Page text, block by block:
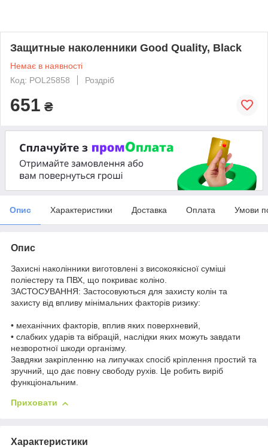
Защитные наколенники Good Quality, Black
Немає в наявності
Код: POL25858
Роздріб
651 ₴
Опис Характеристики Доставка Оплата Умови
Опис
Захисні наколінники виготовлені з високоякісної суміші
поліестеру та ПВХ, що покриває коліно.
ЗАСТОСУВАННЯ: Застосовуються для захисту колін та
захисту від впливу мінімальних факторів ризику:
• механічних факторів, вплив яких поверхневий,
• слабких ударів та вібрацій, наслідки яких можуть завдати
незворотної шкоди організму.
Завдяки закріпленню на липучках спосіб кріплення простий та
зручний, що дає повну свободу рухів. Це робить виріб
функціональним.
Приховати
Характеристики